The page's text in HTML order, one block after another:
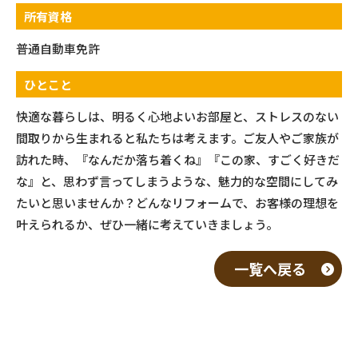
所有資格
普通自動車免許
ひとこと
快適な暮らしは、明るく心地よいお部屋と、ストレスのない
間取りから生まれると私たちは考えます。ご友人やご家族が
訪れた時、『なんだか落ち着くね』『この家、すごく好きだ
な』と、思わず言ってしまうような、魅力的な空間にしてみ
たいと思いませんか？どんなリフォームで、お客様の理想を
叶えられるか、ぜひ一緒に考えていきましょう。
一覧へ戻る